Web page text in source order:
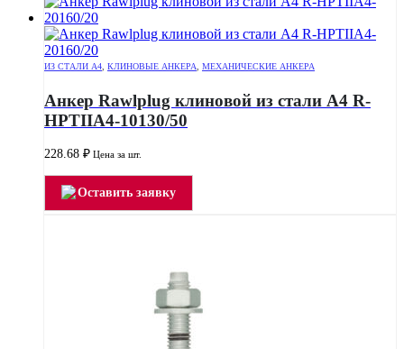
ИЗ СТАЛИ А4, КЛИНОВЫЕ АНКЕРА, МЕХАНИЧЕСКИЕ АНКЕРА
Анкер Rawlplug клиновой из стали А4 R-
HPTIIA4-10130/50
228.68 ₽ Цена за шт.
Оставить заявку